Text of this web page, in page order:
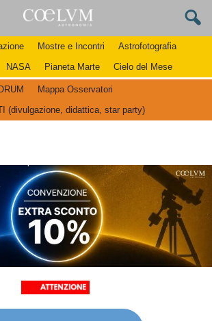
Mostre e Incontri
Astrofotografia
NASA Pianeta Marte Cielo del Mese
Mappa Osservatori
(divulgazione, didattica, star party)